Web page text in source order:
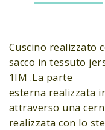
Cuscino realizzato
sacco in tessuto
1IM .La parte
esterna realizzata
attraverso una
realizzata con lo